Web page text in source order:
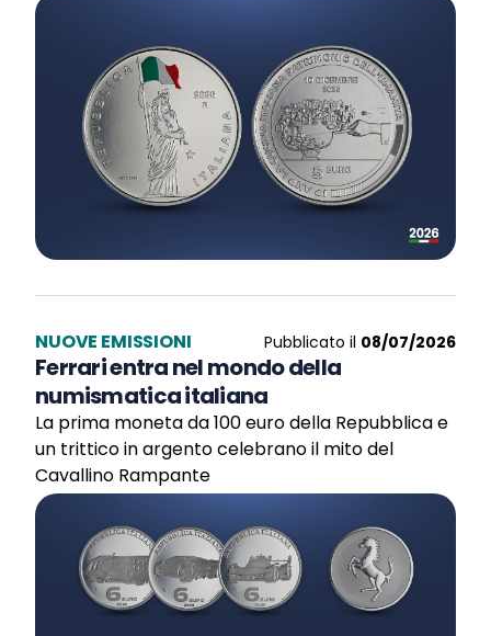
NUOVE EMISSIONI Pubblicato il 08/07/2026
Ferrari entra nel mondo della
numismatica italiana
La prima moneta da 100 euro della Repubblica e
un trittico in argento celebrano il mito del
Cavallino Rampante